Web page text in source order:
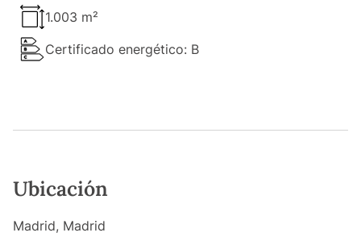
1.003 m²
Certificado energético: B
Ubicación
Madrid, Madrid